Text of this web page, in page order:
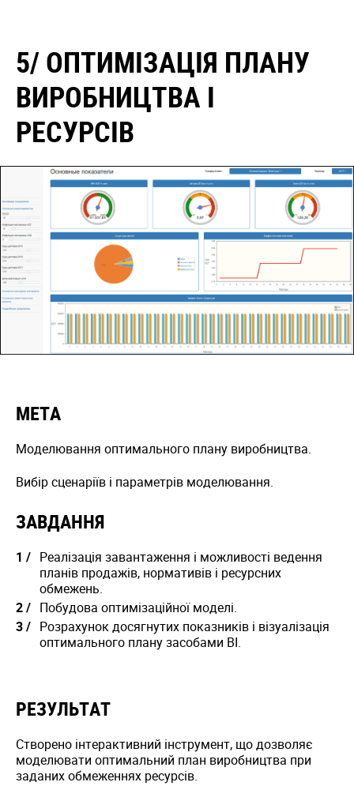
5/ ОПТИМІЗАЦІЯ ПЛАНУ
ВИРОБНИЦТВА І
РЕСУРСІВ
МЕТА
Моделювання оптимального плану виробництва.
Вибір сценаріїв і параметрів моделювання.
ЗАВДАННЯ
Реалізація завантаження і можливості ведення
планів продажів, нормативів і ресурсних
обмежень.
Побудова оптимізаційної моделі.
Розрахунок досягнутих показників і візуалізація
оптимального плану засобами BI.
РЕЗУЛЬТАТ
Створено інтерактивний інструмент, що дозволяє
моделювати оптимальний план виробництва при
заданих обмеженнях ресурсів.